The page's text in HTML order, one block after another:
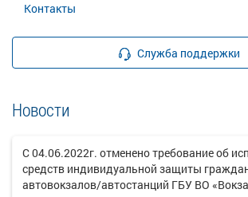
Контакты
Служба поддержки
Новости
С 04.06.2022г. отменено требование об
средств индивидуальной защиты
автовокзалов/автостанций ГБУ ВО